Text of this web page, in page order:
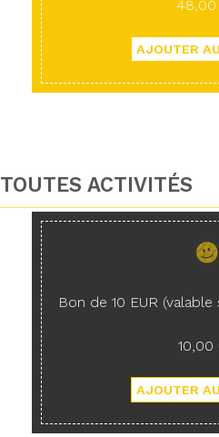
TOUTES ACTIVITÉS
Bon de 10 EUR
10,00